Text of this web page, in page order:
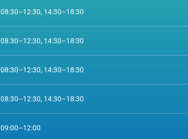
08:30–12:30, 14:30–18:30
08:30–12:30, 14:30–18:30
08:30–12:30, 14:30–18:30
08:30–12:30, 14:30–18:30
09:00–12:00